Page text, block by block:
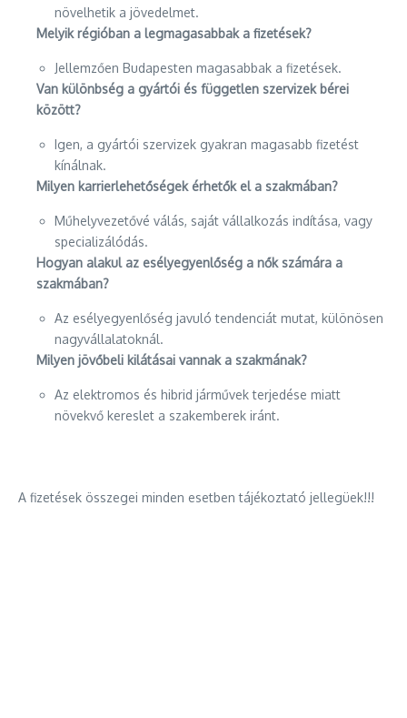
növelhetik a jövedelmet.
Melyik régióban a legmagasabbak a fizetések?
Jellemzően Budapesten magasabbak a fizetések.
Van különbség a gyártói és független szervizek bérei
között?
Igen, a gyártói szervizek gyakran magasabb fizetést
kínálnak.
Milyen karrierlehetőségek érhetők el a szakmában?
Műhelyvezetővé válás, saját vállalkozás indítása, vagy
specializálódás.
Hogyan alakul az esélyegyenlőség a nők számára a
szakmában?
Az esélyegyenlőség javuló tendenciát mutat, különösen
nagyvállalatoknál.
Milyen jövőbeli kilátásai vannak a szakmának?
Az elektromos és hibrid járművek terjedése miatt
növekvő kereslet a szakemberek iránt.
A fizetések összegei minden esetben tájékoztató jellegüek!!!